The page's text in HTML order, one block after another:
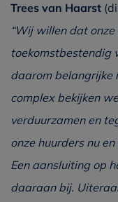
Trees van Haarst
“Wij willen dat
toekomstbestendig
daarom belangrijke
complex bekijken
verduurzamen en
onze huurders nu
Een aansluiting op
daaraan bij.